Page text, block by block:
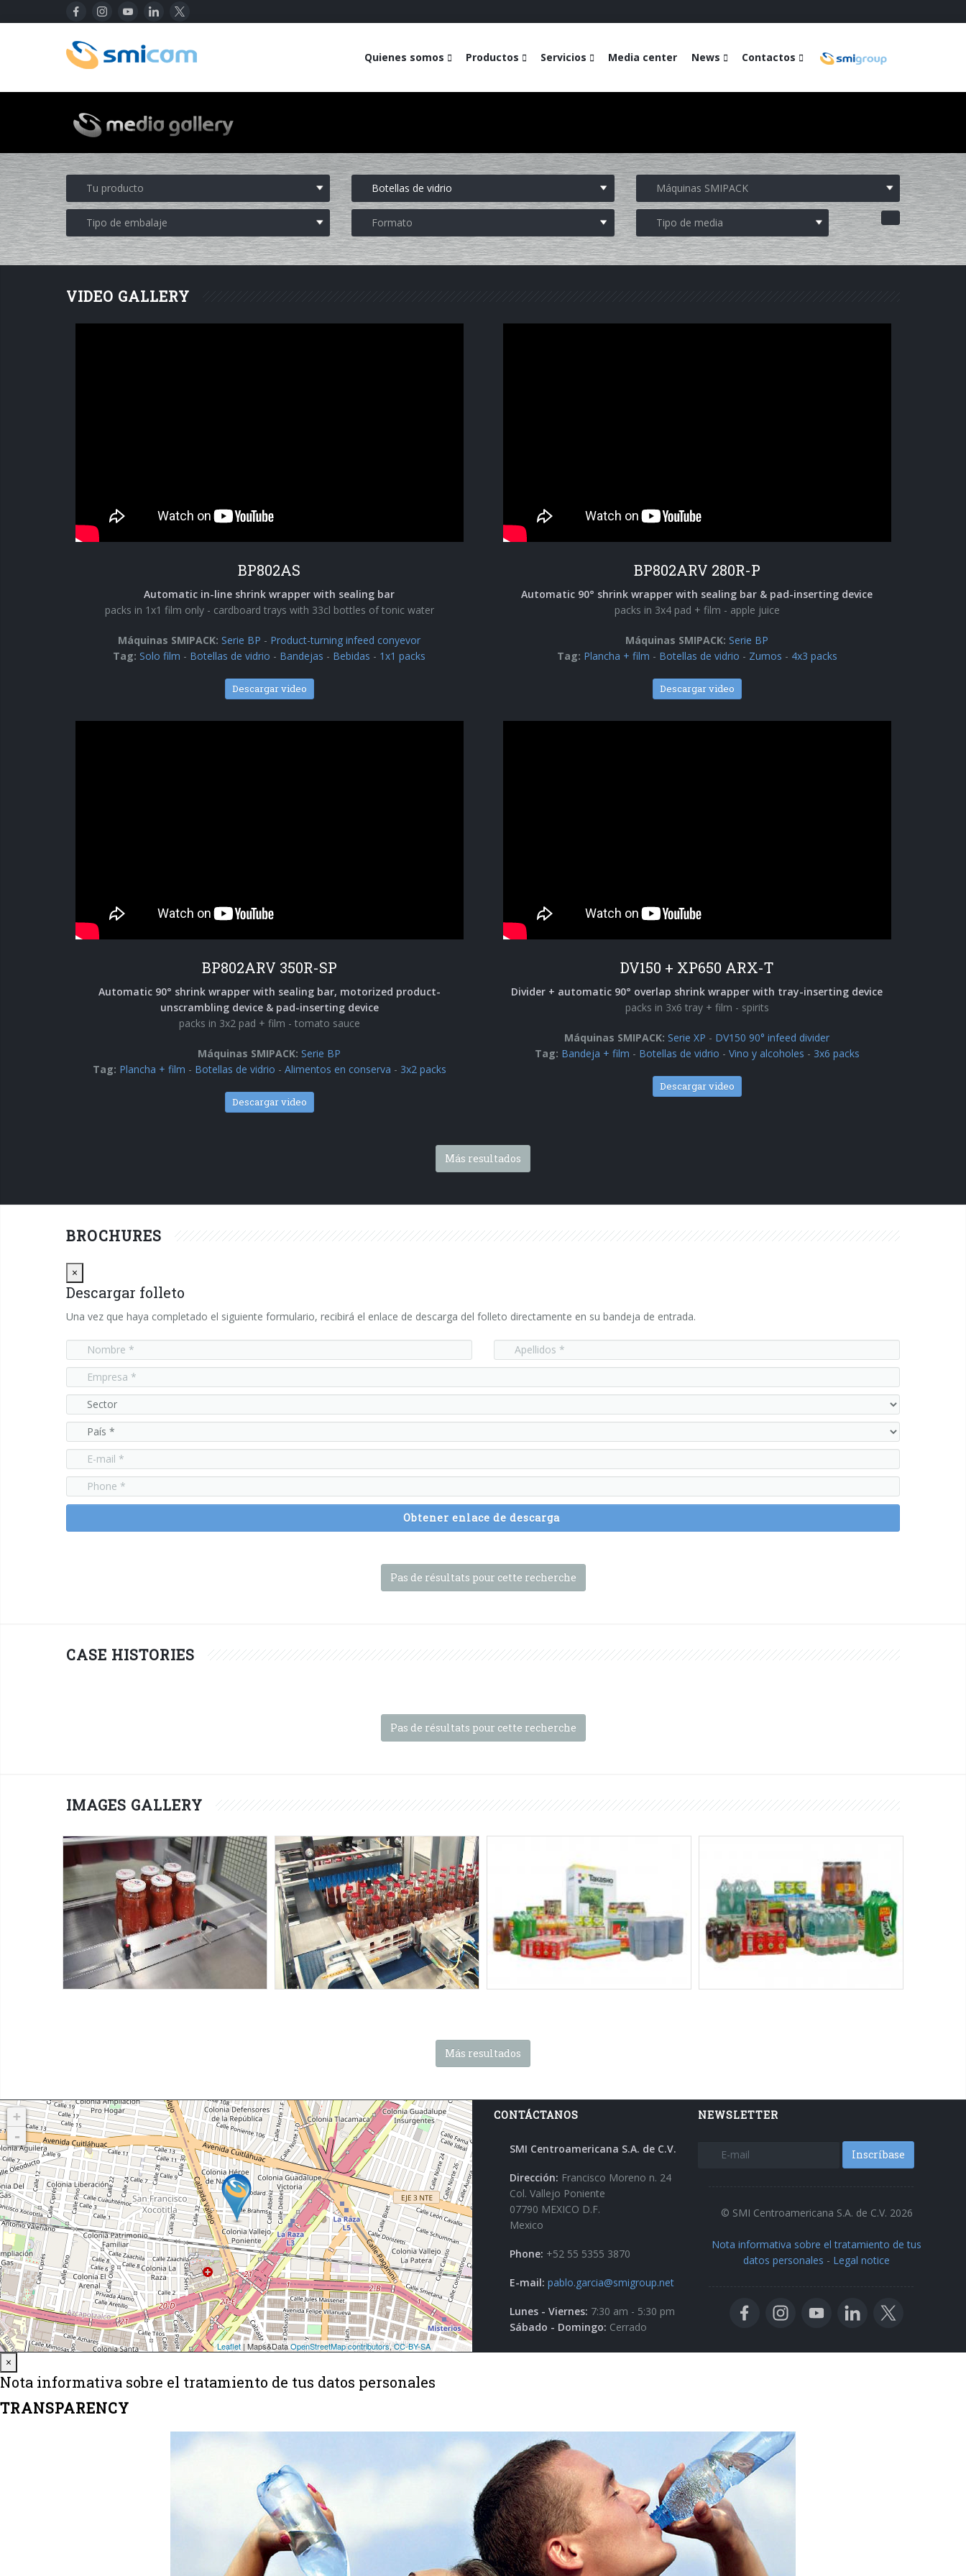
Quienes somos Productos Servicios Media center News Contactos
VIDEO GALLERY
BP802AS
Automatic in-line shrink wrapper with sealing bar
packs in 1x1 film only - cardboard trays with 33cl bottles of tonic water
Máquinas SMIPACK: Serie BP - Product-turning infeed conyevor
Tag: Solo film - Botellas de vidrio - Bandejas - Bebidas - 1x1 packs
Descargar video
BP802ARV 280R-P
Automatic 90° shrink wrapper with sealing bar & pad-inserting device
packs in 3x4 pad + film - apple juice
Máquinas SMIPACK: Serie BP
Tag: Plancha + film - Botellas de vidrio - Zumos - 4x3 packs
Descargar video
BP802ARV 350R-SP
Automatic 90° shrink wrapper with sealing bar, motorized product-
unscrambling device & pad-inserting device
packs in 3x2 pad + film - tomato sauce
Máquinas SMIPACK: Serie BP
Tag: Plancha + film - Botellas de vidrio - Alimentos en conserva - 3x2 packs
Descargar video
DV150 + XP650 ARX-T
Divider + automatic 90° overlap shrink wrapper with tray-inserting device
packs in 3x6 tray + film - spirits
Máquinas SMIPACK: Serie XP - DV150 90° infeed divider
Tag: Bandeja + film - Botellas de vidrio - Vino y alcoholes - 3x6 packs
Descargar video
Más resultados
BROCHURES
×
Descargar folleto
Una vez que haya completado el siguiente formulario, recibirá el enlace de descarga del folleto directamente en su bandeja de entrada.
Obtener enlace de descarga
Pas de résultats pour cette recherche
CASE HISTORIES
Pas de résultats pour cette recherche
IMAGES GALLERY
BP600
Semi-automatic shrink wrapper with
sealing bar - tomato juice
Máquinas SMIPACK:Serie BP
Tag: Solo film-Botellas de vidrio
Alimentos en conserva
BP802ARV 280R-P
Automatic 90° shrink wrapper with
sealing bar & pad-inserting device -
apple juice - infeed
Máquinas SMIPACK:Serie BP
Tag:Plancha + film-Botellas de vidrio-
Zumos- 4x3 packs
BP series
Product composition
Máquinas SMIPACK:Serie BP
Tag:Solo film-Plancha + film- Bandeja +
film-Botellas de vidrio-Latas
-
-Cajas de cartón- Envases HDPE
productos derivados-Alimentos en
BP series
Product composition
Máquinas SMIPACK:Serie BP
Tag:Solo film-Botellas PET-Botellas de
vidrio-Latas-Tarros-Brik-Cajas de
cartón
Artículos domésticos-2x2 packs-3x1
Más resultados
CONTÁCTANOS
SMI Centroamericana S.A. de C.V.
Dirección: Francisco Moreno n. 24
Col. Vallejo Poniente
07790 MEXICO D.F.
Mexico
Phone: +52 55 5355 3870
E-mail: pablo.garcia@smigroup.net
Lunes - Viernes: 7:30 am - 5:30 pm
Sábado - Domingo: Cerrado
NEWSLETTER
Inscríbase
© SMI Centroamericana S.A. de C.V. 2026
Nota informativa sobre el tratamiento de tus
datos personales - Legal notice
×
Nota informativa sobre el tratamiento de tus datos personales
TRANSPARENCY